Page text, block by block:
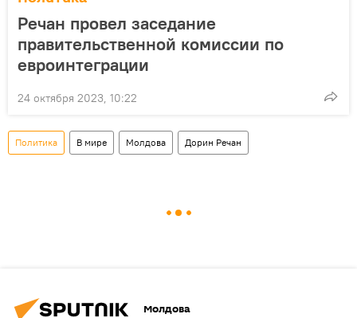
Речан провел заседание
правительственной комиссии по
евроинтеграции
24 октября 2023, 10:22
Политика В мире Молдова Дорин Речан
Молдова